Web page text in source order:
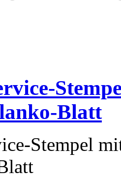
Blatt
Stempel